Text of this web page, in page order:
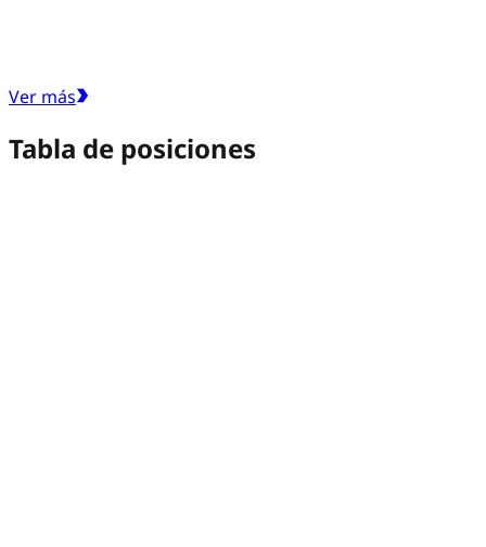
Ver más
Tabla de posiciones